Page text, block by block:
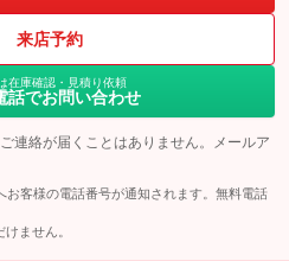
来店予約
在庫確認・見積り依頼
話でお問い合わせ
連絡が届くことはありません。メールア
客様の電話番号が通知されます。無料電話
ません。